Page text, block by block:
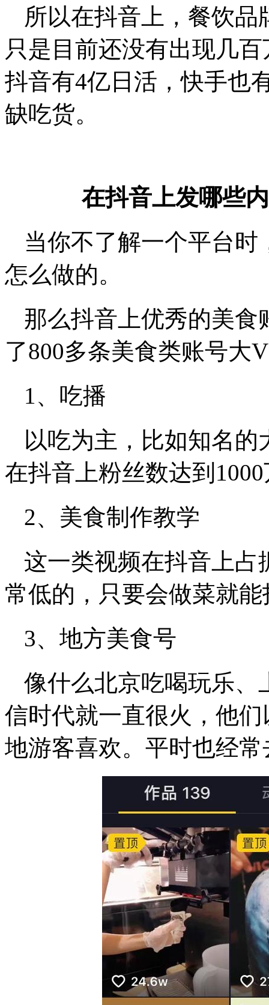
所以在抖音上，餐饮
只是目前还没有出现几
抖音有4亿日活，快手也
缺吃货。
在抖音上发哪些
当你不了解一个平台
怎么做的。
那么抖音上优秀的美食
了800多条美食类账号大
1、吃播
以吃为主，比如知名
在抖音上粉丝数达到
2、美食制作教学
这一类视频在抖音上占
常低的，只要会做菜就能
3、地方美食号
像什么北京吃喝玩乐、
信时代就一直很火，他
地游客喜欢。平时也经